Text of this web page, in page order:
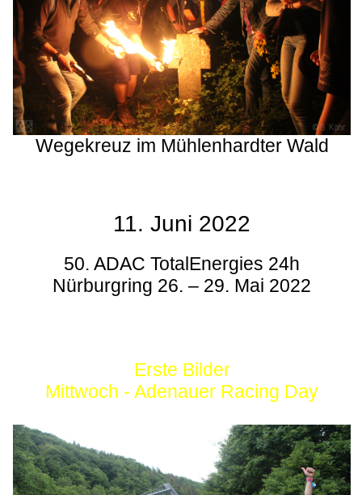
Wegekreuz im Mühlenhardter Wald
11. Juni 2022
50. ADAC TotalEnergies 24h
Nürburgring 26. – 29. Mai 2022
Erste Bilder
Mittwoch - Adenauer Racing Day